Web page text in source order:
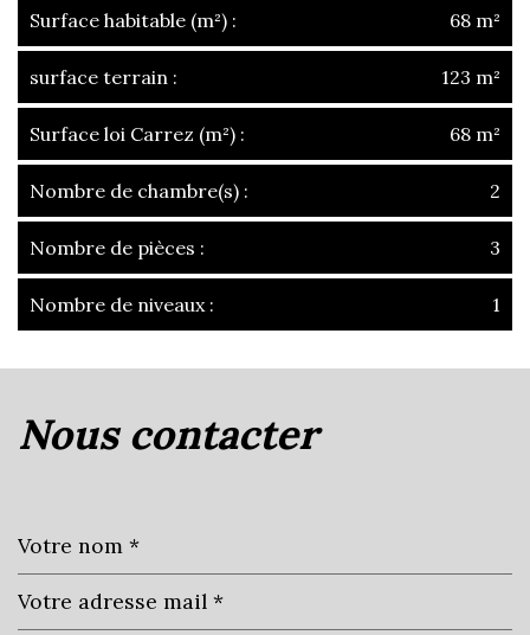
Surface habitable (m²) : 68 m²
surface terrain : 123 m²
Surface loi Carrez (m²) : 68 m²
Nombre de chambre(s) : 2
Nombre de pièces : 3
Nombre de niveaux : 1
+
nous contacter